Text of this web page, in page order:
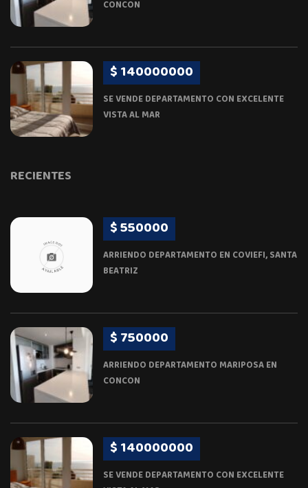
CONCON
$ 140000000
SE VENDE DEPARTAMENTO CON EXCELENTE
VISTA AL MAR
RECIENTES
$ 550000
ARRIENDO DEPARTAMENTO EN COVIEFI, SANTA
BEATRIZ
$ 750000
ARRIENDO DEPARTAMENTO MARIPOSA EN
CONCON
$ 140000000
SE VENDE DEPARTAMENTO CON EXCELENTE